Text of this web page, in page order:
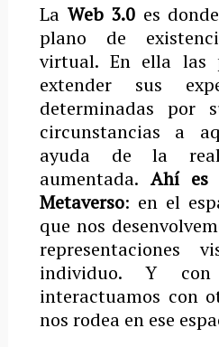
La Web 3.0 es
plano de
virtual. En ella las
extender sus
determinadas por
circunstancias a
ayuda de la
aumentada. Ahí es
Metaverso: en el
que nos
representaciones
individuo. Y con
interactuamos con
nos rodea en ese